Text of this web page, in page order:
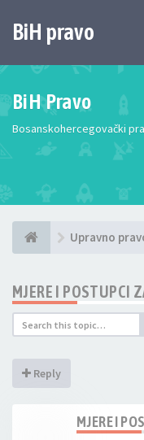
BiH pravo
BiH Pravo
Bosanskohercegovački
Upravno
MJERE I POSTUPCI
Reply
MJERE I